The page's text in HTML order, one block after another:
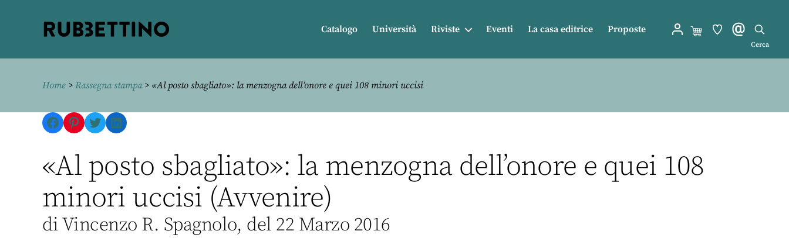
Catalogo Università Riviste Eventi La casa editrice Proposte
Cerca
Home > Rassegna stampa> «Al posto sbagliato»: la menzogna dell’onore e quei 108 minori uccisi
Facebook
Pinterest
TwitterLinkedIn
«Al posto sbagliato»: la menzogna dell’onore e quei 108
minori uccisi (Avvenire)
di Vincenzo R. Spagnolo, del 22 Marzo 2016